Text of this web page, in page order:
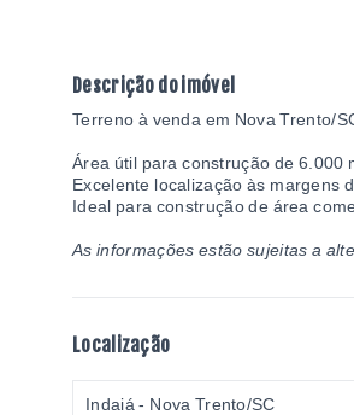
Descrição do imóvel
Terreno à venda em Nova Trento/
Área útil para construção de 6.000
Excelente localização às margens
Ideal para construção de área
As informações estão sujeitas a
Localização
Indaiá - Nova Trento/SC